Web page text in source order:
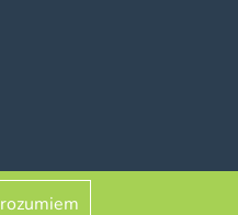
rozumiem